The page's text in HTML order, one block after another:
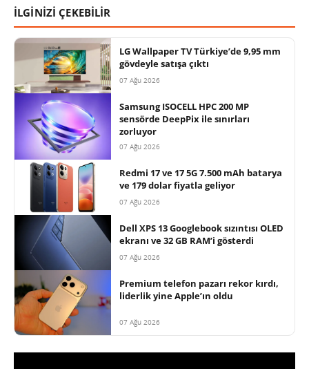
İLGİNİZİ ÇEKEBİLİR
LG Wallpaper TV Türkiye’de 9,95 mm
gövdeyle satışa çıktı
07 Ağu 2026
Samsung ISOCELL HPC 200 MP
sensörde DeepPix ile sınırları
zorluyor
07 Ağu 2026
Redmi 17 ve 17 5G 7.500 mAh batarya
ve 179 dolar fiyatla geliyor
07 Ağu 2026
Dell XPS 13 Googlebook sızıntısı OLED
ekranı ve 32 GB RAM’i gösterdi
07 Ağu 2026
Premium telefon pazarı rekor kırdı,
liderlik yine Apple’ın oldu
07 Ağu 2026